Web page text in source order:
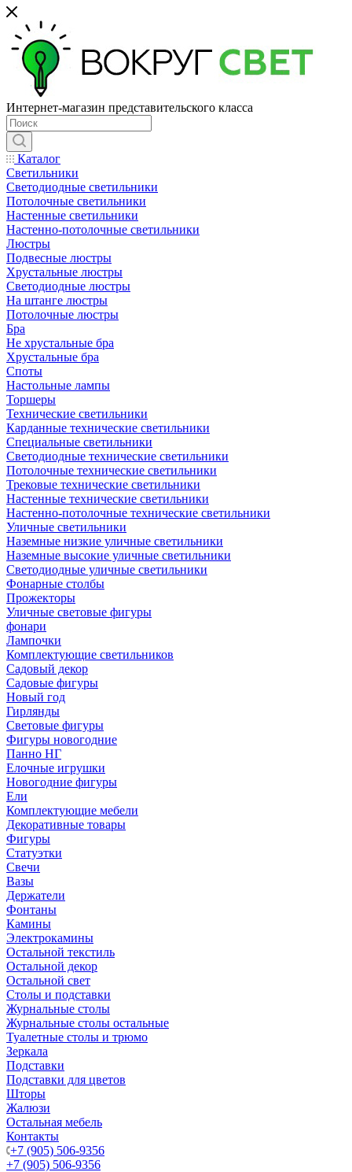
Интернет-магазин представительского класса
Каталог
Светильники
Светодиодные светильники
Потолочные светильники
Настенные светильники
Настенно-потолочные светильники
Люстры
Подвесные люстры
Хрустальные люстры
Светодиодные люстры
На штанге люстры
Потолочные люстры
Бра
Не хрустальные бра
Хрустальные бра
Споты
Настольные лампы
Торшеры
Технические светильники
Карданные технические светильники
Специальные светильники
Светодиодные технические светильники
Потолочные технические светильники
Трековые технические светильники
Настенные технические светильники
Настенно-потолочные технические светильники
Уличные светильники
Наземные низкие уличные светильники
Наземные высокие уличные светильники
Светодиодные уличные светильники
Фонарные столбы
Прожекторы
Уличные световые фигуры
фонари
Лампочки
Комплектующие светильников
Садовый декор
Садовые фигуры
Новый год
Гирлянды
Световые фигуры
Фигуры новогодние
Панно НГ
Елочные игрушки
Новогодние фигуры
Ели
Комплектующие мебели
Декоративные товары
Фигуры
Статуэтки
Свечи
Вазы
Держатели
Фонтаны
Камины
Электрокамины
Остальной текстиль
Остальной декор
Остальной свет
Столы и подставки
Журнальные столы
Журнальные столы остальные
Туалетные столы и трюмо
Зеркала
Подставки
Подставки для цветов
Шторы
Жалюзи
Остальная мебель
Контакты
+7 (905) 506-9356
+7 (905) 506-9356